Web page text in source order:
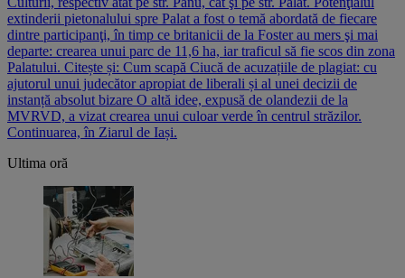
extinderii pietonalului spre Palat a fost o temă abordată de fiecare
dintre participanţi, în timp ce britanicii de la Foster au mers şi mai
departe: crearea unui parc de 11,6 ha, iar traficul să fie scos din zona
Palatului. Citește și: Cum scapă Ciucă de acuzațiile de plagiat: cu
ajutorul unui judecător apropiat de liberali și al unei decizii de
instanță absolut bizare O altă idee, expusă de olandezii de la
MVRVD, a vizat crearea unui culoar verde în centrul străzilor.
Continuarea, în Ziarul de Iași.
Ultima oră